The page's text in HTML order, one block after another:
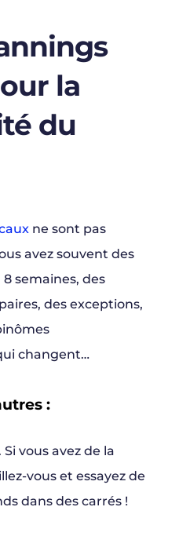
la
du
ne sont pas
avez souvent des
semaines, des
des exceptions,
changent…
:
vous avez de la
vous et essayez de
dans des carrés !